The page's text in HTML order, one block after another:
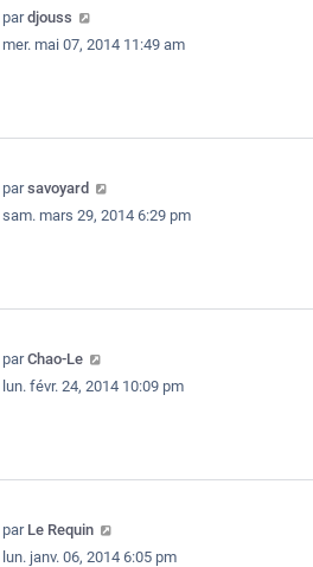
pardjouss
mer. mai 07, 2014 11:49 am
parsavoyard
sam. mars 29, 2014 6:29 pm
parChao-Le
lun. févr. 24, 2014 10:09 pm
par Le Requin
lun. janv. 06, 2014 6:05 pm